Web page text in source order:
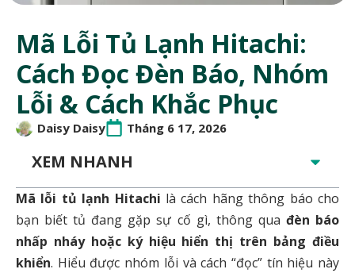
Mã Lỗi Tủ Lạnh Hitachi:
Cách Đọc Đèn Báo, Nhóm
Lỗi & Cách Khắc Phục
Daisy Daisy Tháng 6 17, 2026
XEM NHANH
Mã lỗi tủ lạnh Hitachi là cách hãng thông báo cho
bạn biết tủ đang gặp sự cố gì, thông qua đèn báo
nhấp nháy hoặc ký hiệu hiển thị trên bảng điều
khiển. Hiểu được nhóm lỗi và cách “đọc” tín hiệu này